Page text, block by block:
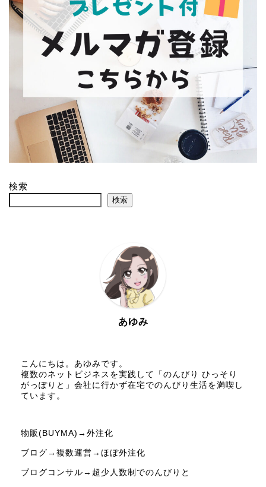
検索
検索
あゆみ
こんにちは。あゆみです。
複数のネットビジネスを実践して「のんびり ひっそり
がっぽりと」会社に行かず在宅でのんびり生活を満喫し
ています。
物販(BUYMA)→外注化
ブログ→複数運営→ほぼ外注化
ブログコンサル→超少人数制でのんびりと